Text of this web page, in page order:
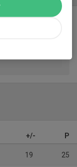
+/- P
19 25